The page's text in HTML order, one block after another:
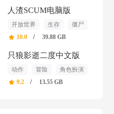
人渣SCUM电脑版
开放世界 生存
僵尸
10.0
/ 39.88 GB
只狼影逝二度中文版
动作 冒险
角色扮演
9.2
/ 13.55 GB